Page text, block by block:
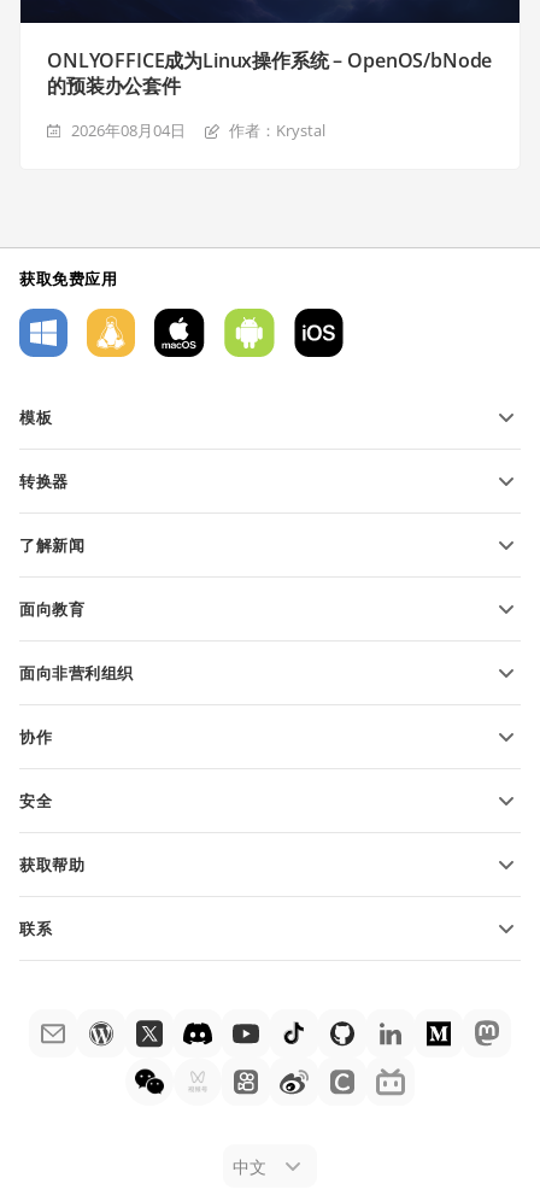
ONLYOFFICE成为Linux操作系统 – OpenOS/bNode
的预装办公套件
2026年08月04日 作者：Krystal
获取免费应用
模板
文本文档模板
转换器
转换电子表格
了解新闻
面向教育
适用于教育人士
面向非营利组织
申请免费帐户
协作
翻译人员
安全
获取帮助
帮助中心
白皮书
联系
媒体咨询
press@onlyoffice.com
中文